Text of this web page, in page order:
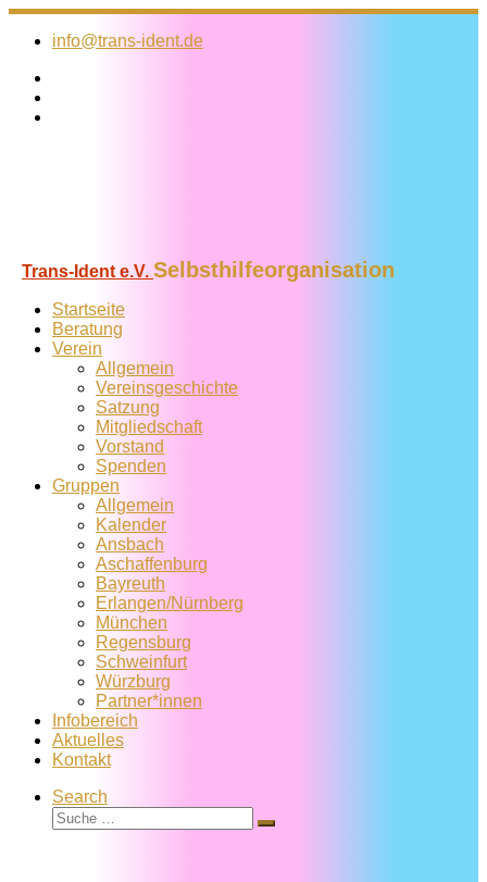
Zum
Inhalt
info@trans-ident.de
Trans-Ident e.V. Selbsthilfeorganisation
Startseite
Beratung
Verein
Allgemein
Vereins­geschichte
Satzung
Mitglied­schaft
Vorstand
Spenden
Gruppen
Allgemein
Kalender
Ansbach
Aschaffenburg
Bayreuth
Erlangen/Nürnberg
München
Regensburg
Schweinfurt
Würzburg
Partner*innen
Infobereich
Aktuelles
Kontakt
Search
Suche
Suche